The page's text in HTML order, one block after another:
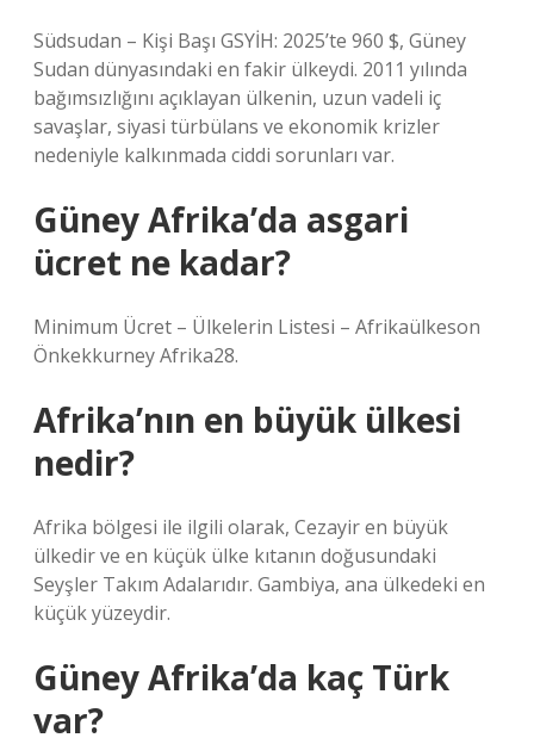
Südsudan – Kişi Başı GSYİH: 2025’te 960 $, Güney
Sudan dünyasındaki en fakir ülkeydi. 2011 yılında
bağımsızlığını açıklayan ülkenin, uzun vadeli iç
savaşlar, siyasi türbülans ve ekonomik krizler
nedeniyle kalkınmada ciddi sorunları var.
Güney Afrika’da asgari
ücret ne kadar?
Minimum Ücret – Ülkelerin Listesi – Afrikaülkeson
Önkekkurney Afrika28.
Afrika’nın en büyük ülkesi
nedir?
Afrika bölgesi ile ilgili olarak, Cezayir en büyük
ülkedir ve en küçük ülke kıtanın doğusundaki
Seyşler Takım Adalarıdır. Gambiya, ana ülkedeki en
küçük yüzeydir.
Güney Afrika’da kaç Türk
var?